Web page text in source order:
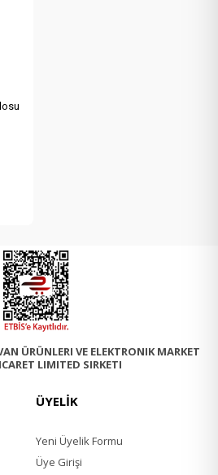
ÜRÜNLERI VE ELEKTRONIK MARKET
LIMITED SIRKETI
ÜYELİK
Yeni Üyelik Formu
Üye Girişi